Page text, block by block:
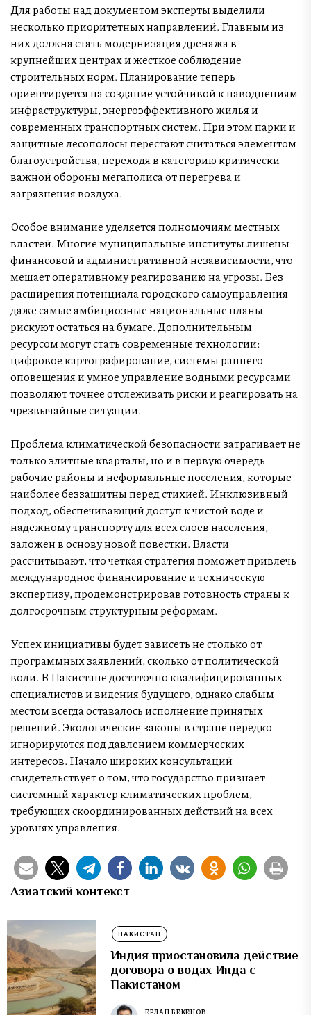
Для работы над документом эксперты выделили
несколько приоритетных направлений. Главным из
них должна стать модернизация дренажа в
крупнейших центрах и жесткое соблюдение
строительных норм. Планирование теперь
ориентируется на создание устойчивой к наводнениям
инфраструктуры, энергоэффективного жилья и
современных транспортных систем. При этом парки и
защитные лесополосы перестают считаться элементом
благоустройства, переходя в категорию критически
важной обороны мегаполиса от перегрева и
загрязнения воздуха.
Особое внимание уделяется полномочиям местных
властей. Многие муниципальные институты лишены
финансовой и административной независимости, что
мешает оперативному реагированию на угрозы. Без
расширения потенциала городского самоуправления
даже самые амбициозные национальные планы
рискуют остаться на бумаге. Дополнительным
ресурсом могут стать современные технологии:
цифровое картографирование, системы раннего
оповещения и умное управление водными ресурсами
позволяют точнее отслеживать риски и реагировать на
чрезвычайные ситуации.
Проблема климатической безопасности затрагивает не
только элитные кварталы, но и в первую очередь
рабочие районы и неформальные поселения, которые
наиболее беззащитны перед стихией. Инклюзивный
подход, обеспечивающий доступ к чистой воде и
надежному транспорту для всех слоев населения,
заложен в основу новой повестки. Власти
рассчитывают, что четкая стратегия поможет привлечь
международное финансирование и техническую
экспертизу, продемонстрировав готовность страны к
долгосрочным структурным реформам.
Успех инициативы будет зависеть не столько от
программных заявлений, сколько от политической
воли. В Пакистане достаточно квалифицированных
специалистов и видения будущего, однако слабым
местом всегда оставалось исполнение принятых
решений. Экологические законы в стране нередко
игнорируются под давлением коммерческих
интересов. Начало широких консультаций
свидетельствует о том, что государство признает
системный характер климатических проблем,
требующих скоординированных действий на всех
уровнях управления.
Азиатский контекст
ПАКИСТАН
Индия приостановила действие
договора о водах Инда с
Пакистаном
ЕРЛАН БЕКЕНОВ